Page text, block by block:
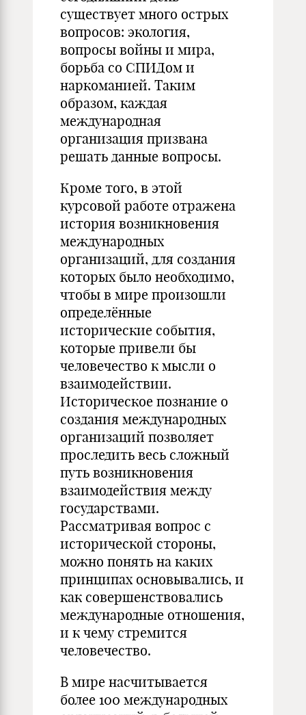
существует много острых
вопросов: экология,
вопросы войны и мира,
борьба со СПИДом и
наркоманией. Таким
образом, каждая
международная
организация призвана
решать данные вопросы.
Кроме того, в этой
курсовой работе отражена
история возникновения
международных
организаций, для создания
которых было необходимо,
чтобы в мире произошли
определённые
исторические события,
которые привели бы
человечество к мысли о
взаимодействии.
Историческое познание о
создания международных
организаций позволяет
проследить весь сложный
путь возникновения
взаимодействия между
государствами.
Рассматривая вопрос с
исторической стороны,
можно понять на каких
принципах основывались, и
как совершенствовались
международные отношения,
и к чему стремится
человечество.
В мире насчитывается
более 100 международных